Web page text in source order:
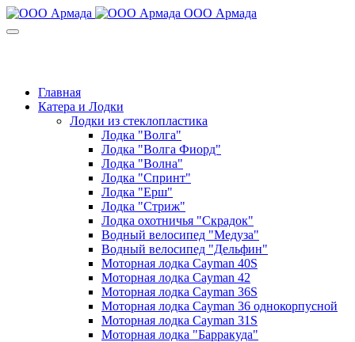
ООО Армада
Главная
Катера и Лодки
Лодки из стеклопластика
Лодка "Волга"
Лодка "Волга Фиорд"
Лодка "Волна"
Лодка "Спринт"
Лодка "Ерш"
Лодка "Стриж"
Лодка охотничья "Скрадок"
Водный велосипед "Медуза"
Водный велосипед "Дельфин"
Моторная лодка Cayman 40S
Моторная лодка Cayman 42
Моторная лодка Cayman 36S
Моторная лодка Cayman 36 однокорпусной
Моторная лодка Cayman 31S
Моторная лодка "Барракуда"